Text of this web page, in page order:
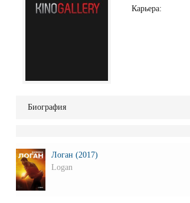
Карьера:
Биография
Логан (2017)
Logan